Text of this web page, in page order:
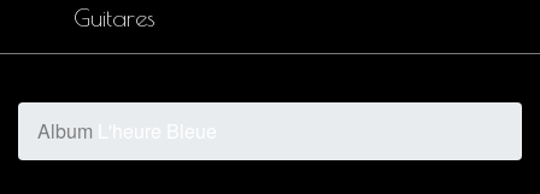
Guitares
Album